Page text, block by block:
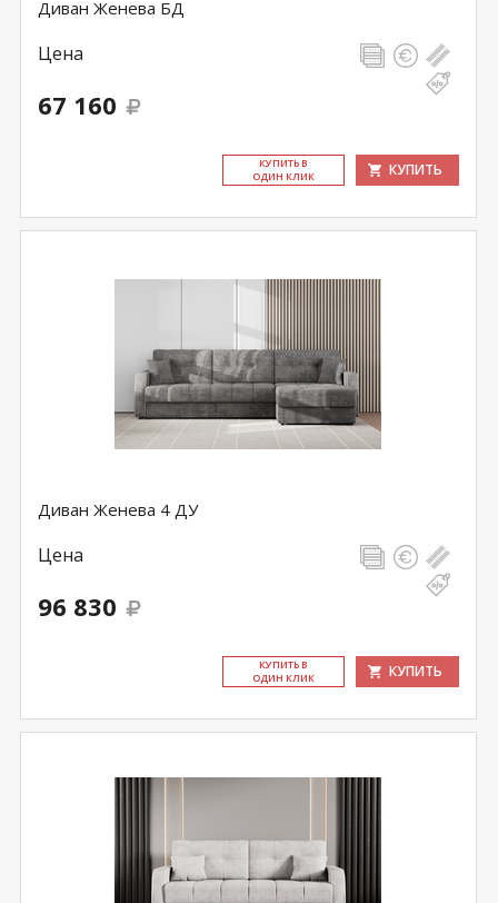
Диван Женева БД
Цена
67 160
КУ­ПИТЬ В
ОДИН КЛИК
КУПИТЬ
Диван Женева 4 ДУ
Цена
96 830
КУ­ПИТЬ В
ОДИН КЛИК
КУПИТЬ